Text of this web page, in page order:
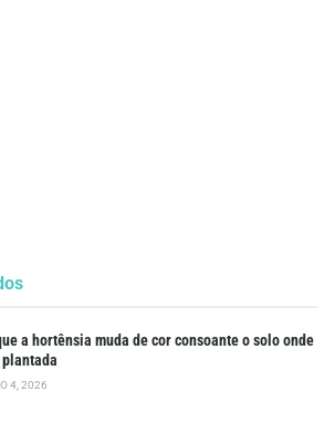
a hortênsia muda de cor consoante o solo onde
4, 2026